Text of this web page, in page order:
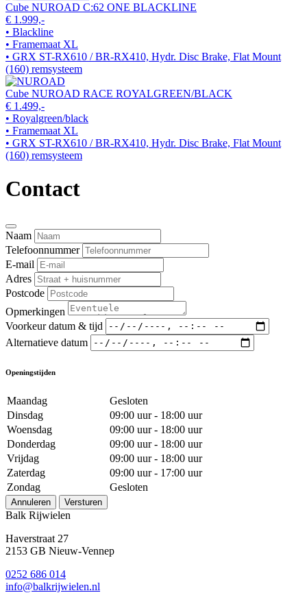
Cube NUROAD C:62 ONE BLACKLINE
€ 1.999,-
• Blackline
• Framemaat XL
• GRX ST-RX610 / BR-RX410, Hydr. Disc Brake, Flat Mount
(160) remsysteem
Cube NUROAD RACE ROYALGREEN/BLACK
€ 1.499,-
• Royalgreen/black
• Framemaat XL
• GRX ST-RX610 / BR-RX410, Hydr. Disc Brake, Flat Mount
(160) remsysteem
Contact
Naam
Telefoonnummer
E-mail
Adres
Postcode
Opmerkingen
Voorkeur datum & tijd
Alternatieve datum
Openingstijden
Maandag
Gesloten
Dinsdag
09:00 uur - 18:00 uur
Woensdag
09:00 uur - 18:00 uur
Donderdag
09:00 uur - 18:00 uur
Vrijdag
09:00 uur - 18:00 uur
Zaterdag
09:00 uur - 17:00 uur
Zondag
Gesloten
Annuleren Versturen
Balk Rijwielen
Haverstraat 27
2153 GB Nieuw-Vennep
0252 686 014
info@balkrijwielen.nl